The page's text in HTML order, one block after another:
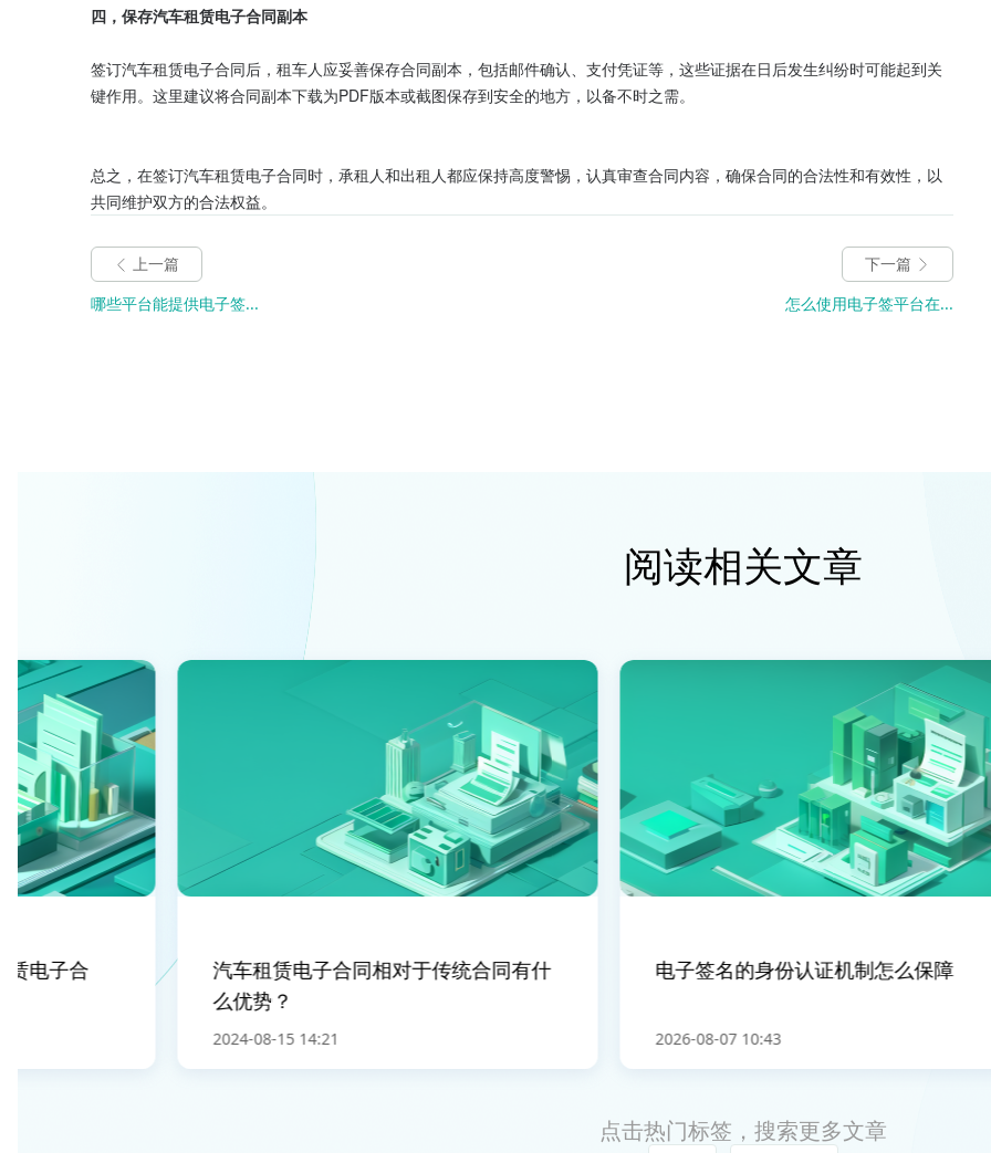
四，保存汽车租赁电子合同副本
签订汽车租赁电子合同后，租车人应妥善保存合同副本，包括邮件确认、支付凭证等，这些证据在日后发生纠纷时可能起到关
键作用。这里建议将合同副本下载为PDF版本或截图保存到安全的地方，以备不时之需。
总之，在签订汽车租赁电子合同时，承租人和出租人都应保持高度警惕，认真审查合同内容，确保合同的合法性和有效性，以
共同维护双方的合法权益。
上一篇
哪些平台能提供电子签...
下一篇
怎么使用电子签平台在...
阅读相关文章
子合
汽车租赁电子合同相对于传统合同有什
么优势？
2024-08-15 14:21
电子签名的身份认证机制怎么保障
2026-08-07 10:43
点击热门标签，搜索更多文章